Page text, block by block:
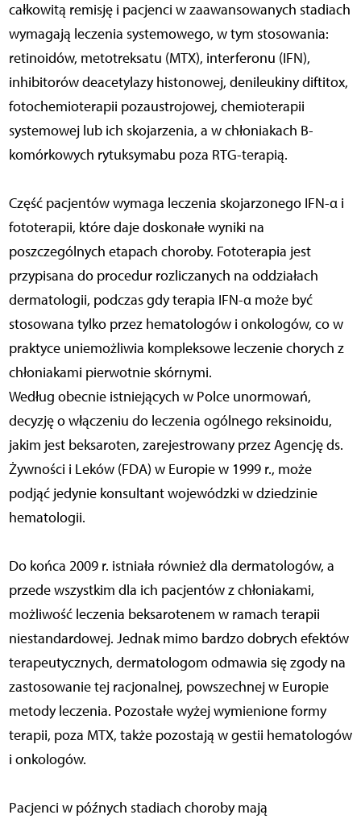
całkowitą remisję i pacjenci w zaawansowanych stadiach
wymagają leczenia systemowego, w tym stosowania:
retinoidów, metotreksatu (MTX), interferonu (IFN),
inhibitorów deacetylazy histonowej, denileukiny diftitox,
fotochemioterapii pozaustrojowej, chemioterapii
systemowej lub ich skojarzenia, a w chłoniakach B-
komórkowych rytuksymabu poza RTG-terapią.
Część pacjentów wymaga leczenia skojarzonego IFN-α i
fototerapii, które daje doskonałe wyniki na
poszczególnych etapach choroby. Fototerapia jest
przypisana do procedur rozliczanych na oddziałach
dermatologii, podczas gdy terapia IFN-α może być
stosowana tylko przez hematologów i onkologów, co w
praktyce uniemożliwia kompleksowe leczenie chorych z
chłoniakami pierwotnie skórnymi.
Według obecnie istniejących w Polce unormowań,
decyzję o włączeniu do leczenia ogólnego reksinoidu,
jakim jest beksaroten, zarejestrowany przez Agencję ds.
Żywności i Leków (FDA) w Europie w 1999 r., może
podjąć jedynie konsultant wojewódzki w dziedzinie
hematologii.
Do końca 2009 r. istniała również dla dermatologów, a
przede wszystkim dla ich pacjentów z chłoniakami,
możliwość leczenia beksarotenem w ramach terapii
niestandardowej. Jednak mimo bardzo dobrych efektów
terapeutycznych, dermatologom odmawia się zgody na
zastosowanie tej racjonalnej, powszechnej w Europie
metody leczenia. Pozostałe wyżej wymienione formy
terapii, poza MTX, także pozostają w gestii hematologów
i onkologów.
Pacjenci w późnych stadiach choroby mają